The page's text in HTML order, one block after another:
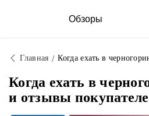
Обзоры
Главная Когда ехать в
Когда ехать в
и отзывы